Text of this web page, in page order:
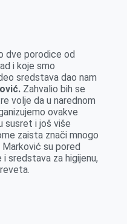
dve porodice od
i koje smo
sredstava dao nam
Zahvalio bih se
volje da u narednom
ovakve
susret i još više
zaista znači mnogo
su pored
sredstava za higijenu,
kreveta.